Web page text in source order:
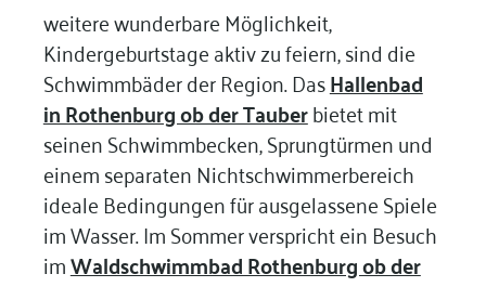
weitere wunderbare Möglichkeit,
Kindergeburtstage aktiv zu feiern, sind die
Schwimmbäder der Region. DasHallenbad
in Rothenburg ob der Tauberbietet mit
seinen Schwimmbecken, Sprungtürmen und
einem separaten Nichtschwimmerbereich
ideale Bedingungen für ausgelassene Spiele
im Wasser. Im Sommer verspricht ein Besuch
imWaldschwimmbad Rothenburg ob der